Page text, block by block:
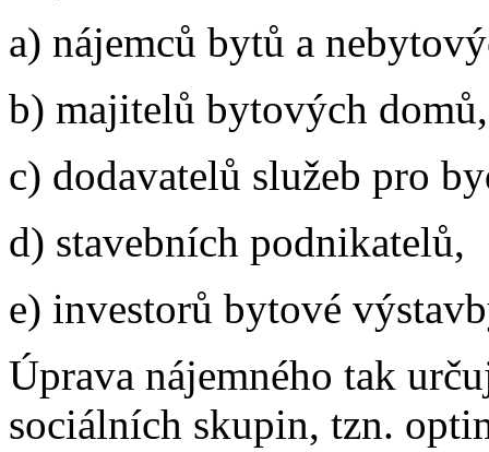
a) nájemců bytů a
b) majitelů bytových domů,
c) dodavatelů služeb pro
d) stavebních podnikatelů,
e) investorů bytové
Úprava nájemného tak
sociálních skupin, tzn.